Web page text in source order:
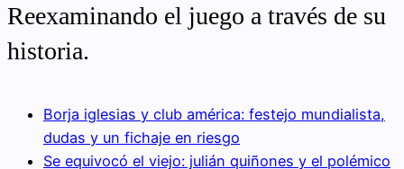
Reexaminando el juego a través de su
historia.
Borja iglesias y club américa: festejo mundialista,
dudas y un fichaje en riesgo
Se equivocó el viejo: julián quiñones y el polémico